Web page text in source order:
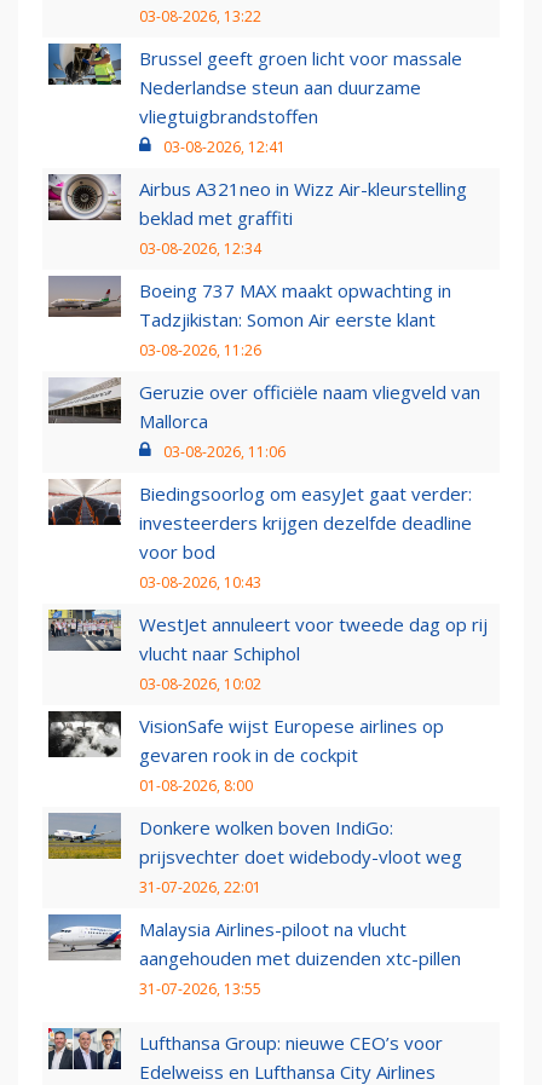
03-08-2026, 13:22
Brussel geeft groen licht voor massale
Nederlandse steun aan duurzame
vliegtuigbrandstoffen
03-08-2026, 12:41
Airbus A321neo in Wizz Air-kleurstelling
beklad met graffiti
03-08-2026, 12:34
Boeing 737 MAX maakt opwachting in
Tadzjikistan: Somon Air eerste klant
03-08-2026, 11:26
Geruzie over officiële naam vliegveld van
Mallorca
03-08-2026, 11:06
Biedingsoorlog om easyJet gaat verder:
investeerders krijgen dezelfde deadline
voor bod
03-08-2026, 10:43
WestJet annuleert voor tweede dag op rij
vlucht naar Schiphol
03-08-2026, 10:02
VisionSafe wijst Europese airlines op
gevaren rook in de cockpit
01-08-2026, 8:00
Donkere wolken boven IndiGo:
prijsvechter doet widebody-vloot weg
31-07-2026, 22:01
Malaysia Airlines-piloot na vlucht
aangehouden met duizenden xtc-pillen
31-07-2026, 13:55
Lufthansa Group: nieuwe CEO’s voor
Edelweiss en Lufthansa City Airlines